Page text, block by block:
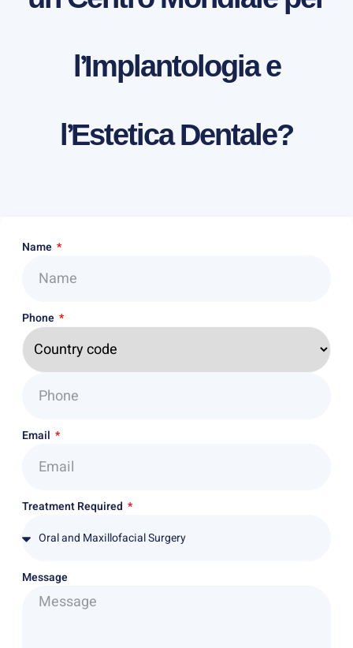
l’Implantologia e
l’Estetica Dentale?
Name
Phone
Email
Treatment Required
Message